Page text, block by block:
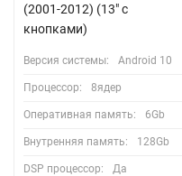
(2001-2012) (13" с
кнопками)
Версия системы: Android 10
Процессор: 8ядер
Оперативная память: 6Gb
Внутренняя память: 128Gb
DSP процессор: Да